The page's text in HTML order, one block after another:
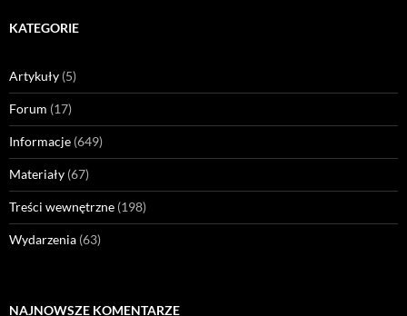
KATEGORIE
Artykuły (5)
Forum (17)
Informacje (649)
Materiały (67)
Treści wewnętrzne (198)
Wydarzenia (63)
NAJNOWSZE KOMENTARZE